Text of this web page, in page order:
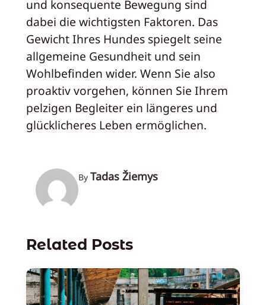
und konsequente Bewegung sind
dabei die wichtigsten Faktoren. Das
Gewicht Ihres Hundes spiegelt seine
allgemeine Gesundheit und sein
Wohlbefinden wider. Wenn Sie also
proaktiv vorgehen, können Sie Ihrem
pelzigen Begleiter ein längeres und
glücklicheres Leben ermöglichen.
By Tadas Žiemys
Related Posts